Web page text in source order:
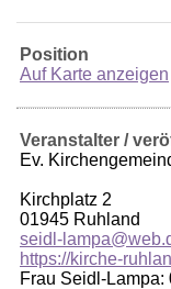
Position
Auf Karte anzeigen
Veranstalter /
Ev.
Kirchplatz 2
01945 Ruhland
seidl-
https://kirche-
Frau Seidl-Lampa: